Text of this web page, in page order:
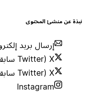
نبذة عن منشئ المحتوى
إرسال بريد
X (Twitter سابقاً)
X (Twitter سابقاً)
Instagram